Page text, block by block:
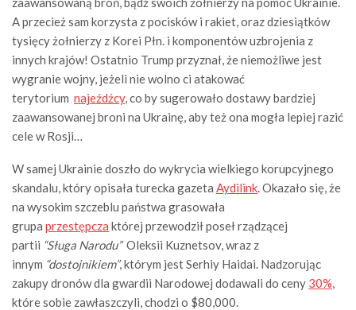
A przecież sam korzysta z pocisków i rakiet, oraz dziesiątków
tysięcy żołnierzy z Korei Płn. i komponentów uzbrojenia z
innych krajów! Ostatnio Trump przyznał, że niemożliwe jest
wygranie wojny, jeżeli nie wolno ci atakować
terytorium najeźdźcy, co by sugerowało dostawy bardziej
zaawansowanej broni na Ukrainę, aby też ona mogła lepiej razić
cele w Rosji…
W samej Ukrainie doszło do wykrycia wielkiego korupcyjnego
skandalu, który opisała turecka gazeta Aydilink. Okazało się, że
na wysokim szczeblu państwa grasowała
grupa przestępcza której przewodził poseł rządzącej
partii “Sługa Narodu”Oleksii Kuznetsov, wraz z
innym “dostojnikiem”, którym jest Serhiy Haidai. Nadzorując
zakupy dronów dla gwardii Narodowej dodawali do ceny 30%,
które sobie zawłaszczyli, chodzi o $80,000.